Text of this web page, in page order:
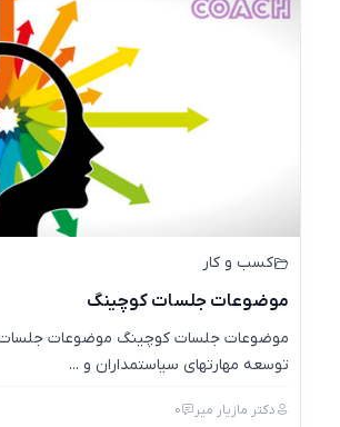
کسب و کار
موضوعات جلسات کوچینگ
موضوعات جلسات کوچینگ موضوعات جلسات
توسعه مهارتهای سیاستمداران و ...
دکتر مازیار میر 0